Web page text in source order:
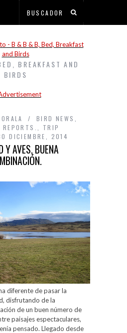
BREAKFAST AND
BIRDS
BIRD NEWS
TRIP
DICIEMBRE, 2014
Y AVES, BUENA
diferente de pasar la
disfrutando de la
de un buen número de
paisajes espectaculares,
pensado. Llegado desde